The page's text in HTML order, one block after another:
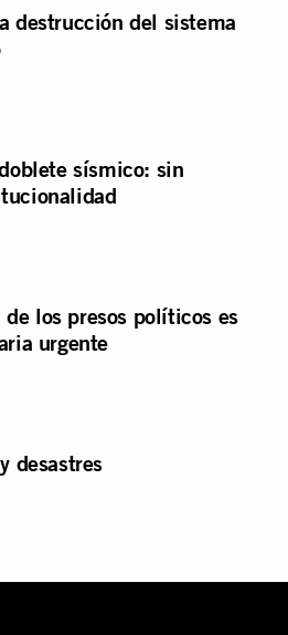
destrucción del sistema
sísmico: sin
los presos políticos es
urgente
desastres